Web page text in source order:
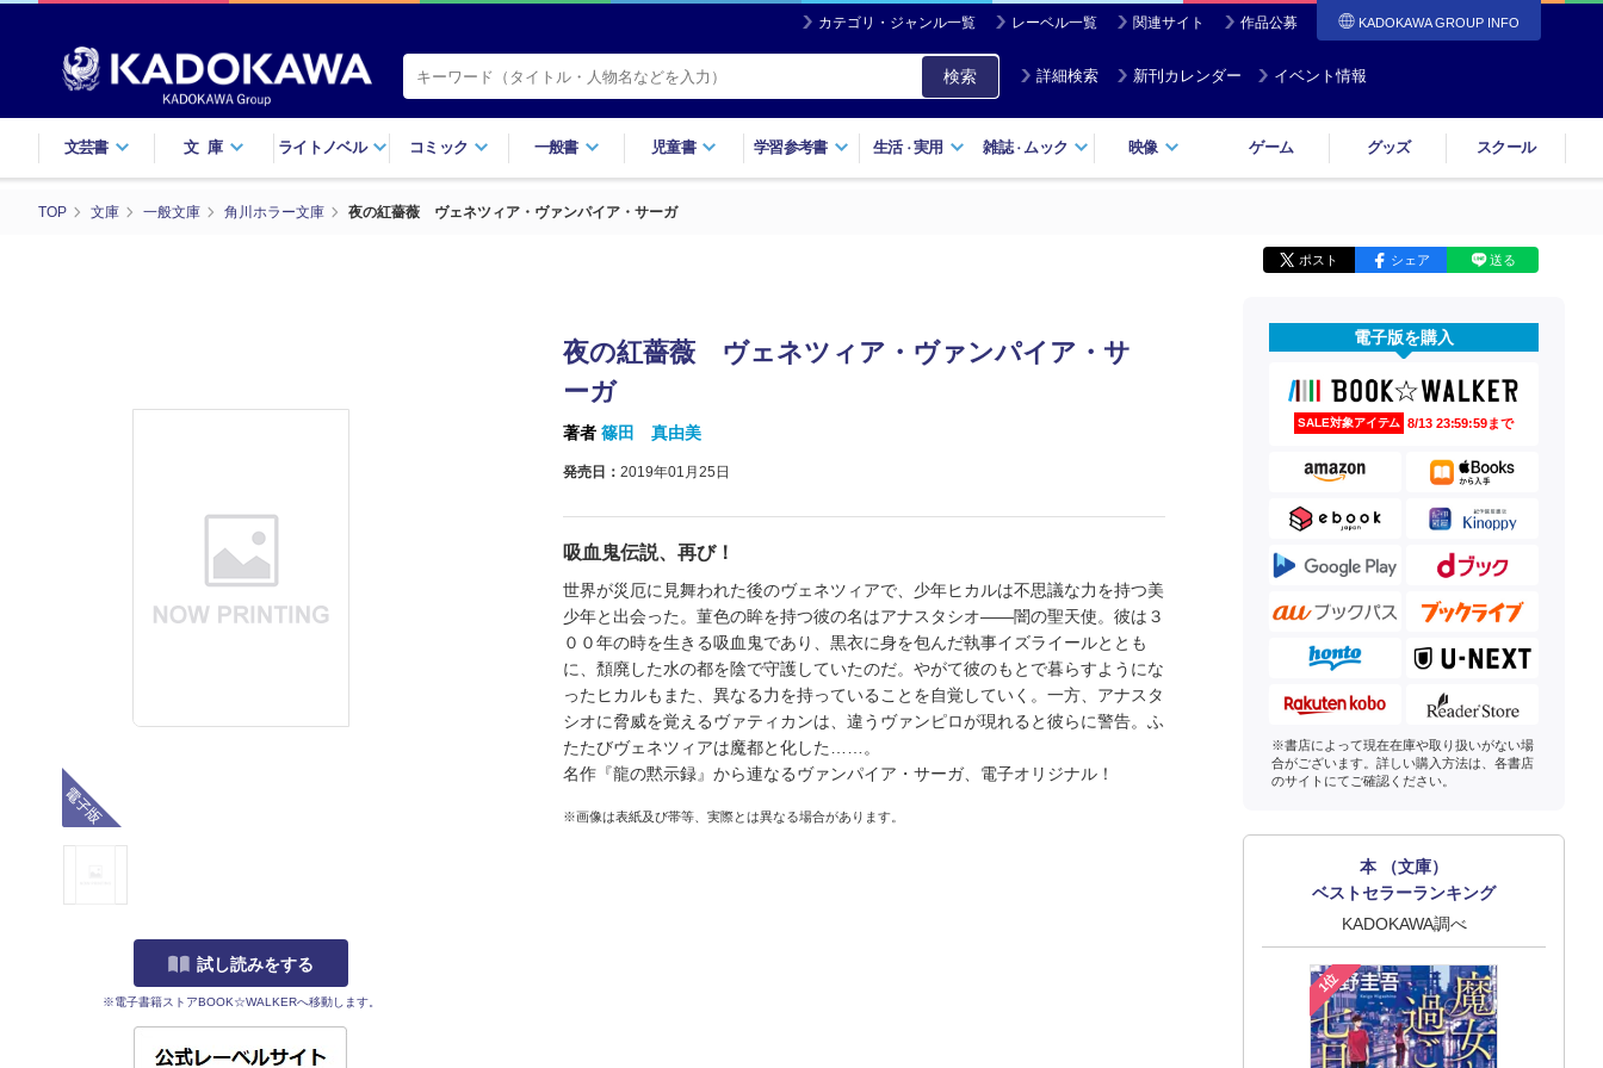
カテゴリ・ジャンル一覧 レーベル一覧 関連サイト 作品公募 KADOKAWA GROUP INFO
検索 詳細検索 新刊カレンダー イベント情報
文芸書 文庫 ライトノベル コミック 一般書 児童書 学習参考書 生活・実用 雑誌・ ムック 映像 ゲーム グッズ スクール
TOP 文庫 一般文庫 角川ホラー文庫 夜の紅薔薇 ヴェネツィア・ヴァンパイア・サーガ
ポスト シェア 送る
試し読みをする
※電子書籍ストアBOOK☆WALKERへ移動します。
夜の紅薔薇 ヴェネツィア・ヴァンパイア・サ
ーガ
著者 篠田 真由美
発売日： 2019年01月25日
吸血鬼伝説、再び！
世界が災厄に見舞われた後のヴェネツィアで、少年ヒカルは不思議な力を持つ美
少年と出会った。菫色の眸を持つ彼の名はアナスタシオ――闇の聖天使。彼は３
００年の時を生きる吸血鬼であり、黒衣に身を包んだ執事イズライールととも
に、頽廃した水の都を陰で守護していたのだ。やがて彼のもとで暮らすようにな
ったヒカルもまた、異なる力を持っていることを自覚していく。一方、アナスタ
シオに脅威を覚えるヴァティカンは、違うヴァンピロが現れると彼らに警告。ふ
たたびヴェネツィアは魔都と化した……。
名作『龍の黙示録』から連なるヴァンパイア・サーガ、電子オリジナル！
※画像は表紙及び帯等、実際とは異なる場合があります。
電子版を購入
SALE対象アイテム 8/13 23:59:59まで
※書店によって現在在庫や取り扱いがない場
合がございます。詳しい購入方法は、各書店
のサイトにてご確認ください。
本 （文庫）
ベストセラーランキング
KADOKAWA調べ
1位